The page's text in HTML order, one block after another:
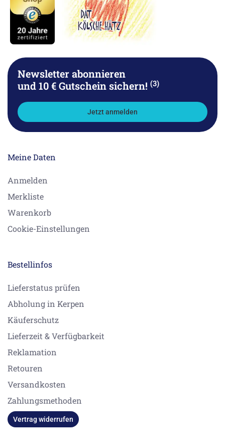
Newsletter abonnieren
und 10 € Gutschein sichern! (3)
Jetzt anmelden
Meine Daten
Anmelden
Merkliste
Warenkorb
Cookie-Einstellungen
Bestellinfos
Lieferstatus prüfen
Abholung in Kerpen
Käuferschutz
Lieferzeit & Verfügbarkeit
Reklamation
Retouren
Versandkosten
Zahlungsmethoden
Vertrag widerrufen